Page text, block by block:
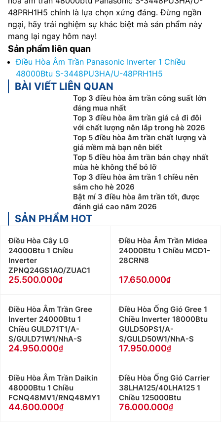
48PRH1H5 chính là lựa chọn xứng đáng. Đừng ngần
ngại, hãy trải nghiệm sự khác biệt mà sản phẩm này
mang lại ngay hôm nay!
Sản phẩm liên quan
Điều Hòa Âm Trần Panasonic Inverter 1 Chiều
48000Btu S-3448PU3HA/U-48PRH1H5
BÀI VIẾT LIÊN QUAN
Top 3 điều hòa âm trần công suất lớn
đáng mua nhất
Top 3 điều hòa âm trần giá cả đi đôi
với chất lượng nên lắp trong hè 2026
Top 5 điều hòa âm trần chất lượng và
giá mềm mà bạn nên biết
Top 5 điều hòa âm trần bán chạy nhất
mùa hè không thể bỏ lỡ
Top 3 điều hòa âm trần 1 chiều nên
sắm cho hè 2026
Bật mí 3 điều hòa âm trần tốt, được
đánh giá cao năm 2026
SẢN PHẨM HOT
Điều Hòa Cây LG
24000Btu 1 Chiều
Inverter
ZPNQ24GS1AO/ZUAC1
25.500.000
Điều Hòa Âm Trần Midea
24000Btu 1 Chiều MCD1-
28CRN8
17.650.000
Điều Hòa Âm Trần Gree
Inverter 24000Btu 1
Chiều GULD71T1/A-
S/GULD71W1/NhA-S
24.950.000
Điều Hòa Ống Gió Gree 1
Chiều Inverter 18000Btu
GULD50PS1/A-
S/GULD50W1/NhA-S
17.950.000
Điều Hòa Âm Trần Daikin
48000Btu 1 Chiều
FCNQ48MV1/RNQ48MY1
44.600.000
Điều Hòa Ống Gió Carrier
38LHA125/40LHA125 1
Chiều 125000Btu
76.000.000